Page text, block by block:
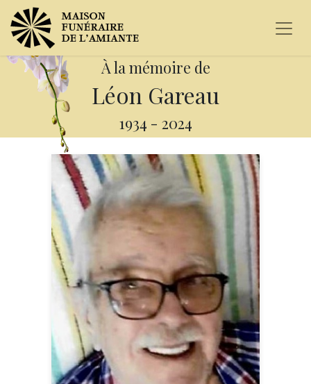
À la mémoire de
Léon Gareau
1934 - 2024